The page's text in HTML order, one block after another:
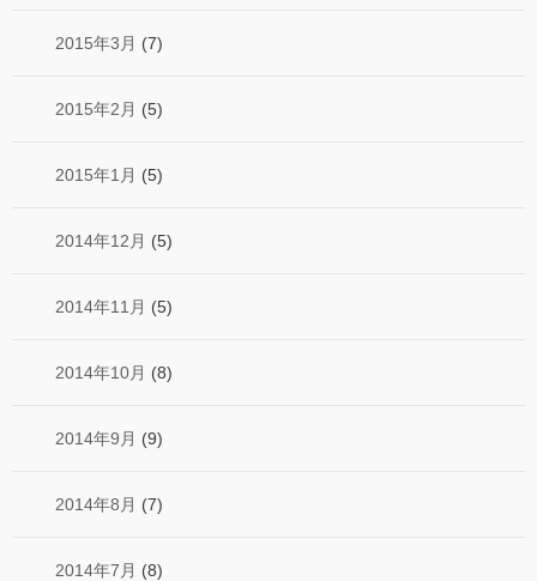
2015年3月 (7)
2015年2月 (5)
2015年1月 (5)
2014年12月 (5)
2014年11月 (5)
2014年10月 (8)
2014年9月 (9)
2014年8月 (7)
2014年7月 (8)